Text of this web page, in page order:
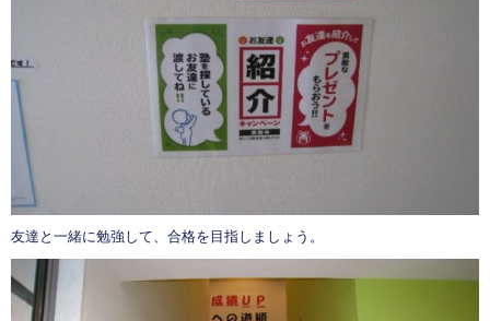
友達と一緒に勉強して、合格を目指しましょう。